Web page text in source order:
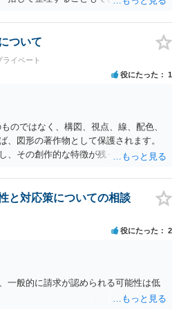
を持参の上、弁護士に相談されること
ンド名、文字主体のロゴ、商品情報、
セプトなどは、通常、著作物には当た
の図形やイラスト等が含まれる場合に
る可能性があります。 また、人物写真
する権利は被写体本人に帰属します
ブサイト全体に当然に著作権が生じる
ーが独自に制作したイラストやバナー
ウトや配色、依頼者から提供された素
には、通常、著作物性は認められにく
な画面構成の一部に創作性が認められ
られ、ご相談者の写真や文章等を制作
然に生じるものではありません。 もっ
書、メール、利用規約等に実績掲載へ
単に制作を担当した事実を記載した
たりする行為まで当然に禁止できると
ては、通常のSNSへの無断掲載と同
本人の特定可能性等から判断されま
載を拒否していることは、違法性を認
自動的に肖像権侵害となるわけではあ
ル、チャット、デザイナーの利用規約
及びこれを含む画面の複製・SNS掲載
ついて
ライベート
役にたった 1
のではなく、構図、視点、線、配色、
、図形の著作物として保護されます。
、その創作的な特徴が残っていれば、
は当たりません。 ② 出典を記載するだ
せん。自分の説明や批評が主で、図が
ことなどが必要です。勉強ノートの教
掲載する場合、引用と認められにくい
に所々表現を変えただけで適法になる
を理解したうえで、ご自身の表現と構
安全にSNSで公開するには、教科書の
掲載せず、人体の構造という事実を基
て作図する方法が考えられます。ま
と対応策についての相談
役にたった 2
一般的に請求が認められる可能性は低